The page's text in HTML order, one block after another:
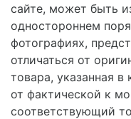
сайте, может быть
одностороннем
фотографиях,
отличаться от
товара, указанная в
от фактической к
соответствующий